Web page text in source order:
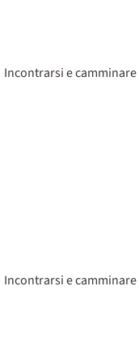
Incontrarsi e
Incontrarsi e